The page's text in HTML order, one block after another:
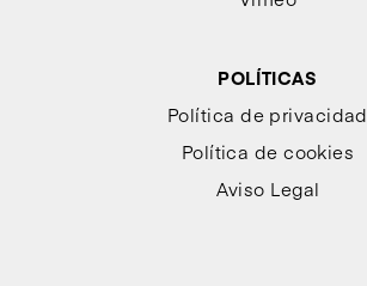
POLÍTICAS
Política de privacidad
Política de cookies
Aviso Legal